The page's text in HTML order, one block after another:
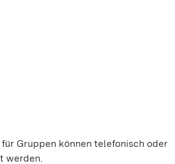
Gruppen können telefonisch oder
werden.